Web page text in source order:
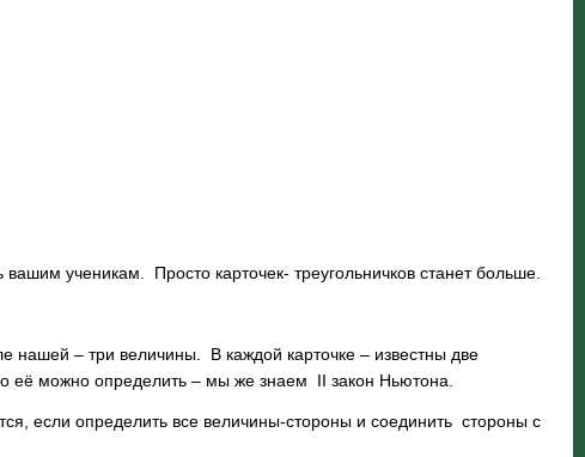
ученикам. Просто карточек- треугольничков станет больше.
нашей – три величины. В каждой карточке – известны две
её можно определить – мы же знаем II закон Ньютона.
если определить все величины-стороны и соединить стороны с